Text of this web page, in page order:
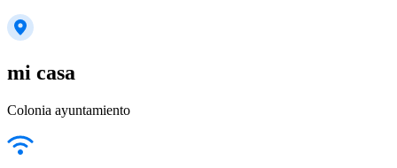
mi casa
Colonia ayuntamiento